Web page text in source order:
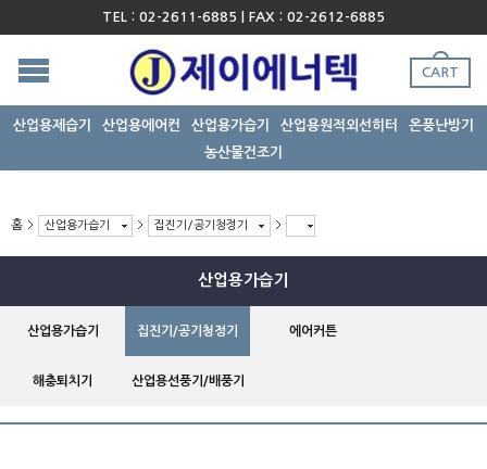
TEL : 02-2611-6885 | FAX : 02-2612-6885
CART
산업용제습기 산업용에어컨 산업용가습기 산업용원적외선히터
온풍난방기
농산물건조기
홈 산업용가습기 집진기/공기청정기
산업용가습기
산업용가습기 집진기/공기청정기 에어커튼
해충퇴치기 산업용선풍기/배풍기